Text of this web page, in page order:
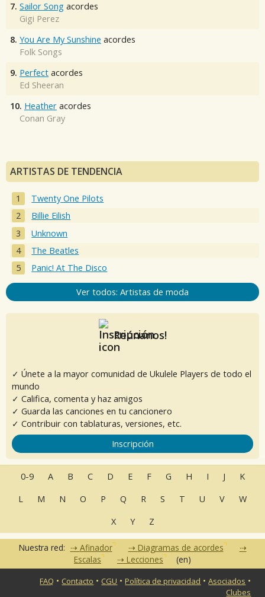
7. Sailor Song acordes
Gigi Perez
8. You Are My Sunshine acordes
Folk Songs
9. Perfect acordes
Ed Sheeran
10. Heather acordes
Conan Gray
ARTISTAS DE TENDENCIA
Twenty One Pilots
Billie Eilish
Unknown
The Beatles
Panic! At The Disco
Ver todos: Artistas de moda
Reúnanos!
✓ Únete a la mayor comunidad de Ukulele Players de todo el
mundo
✓ Califica, comenta y haz amigos
✓ Guarda las canciones en tu cancionero
✓ Contribuir con tablaturas, versiones, etc.
Inscripción
0-9 A B C D E F G H I J
K
L
M N O P Q R S T U V
W
X
Y Z
Nuestra red: Afinador
Diagramas de acordes
Escalas
Lecciones (en)
FAQ • Contacto • CGU •Política de privacidad •Asociados •
Clubes